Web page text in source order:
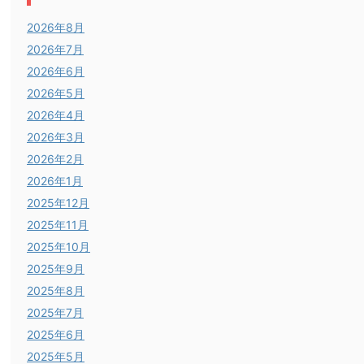
2026年8月
2026年7月
2026年6月
2026年5月
2026年4月
2026年3月
2026年2月
2026年1月
2025年12月
2025年11月
2025年10月
2025年9月
2025年8月
2025年7月
2025年6月
2025年5月